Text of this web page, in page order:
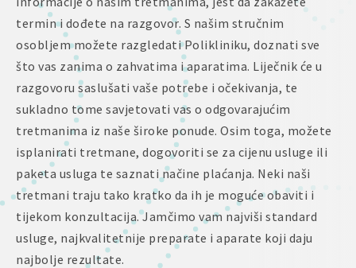
termin i dođete na razgovor. S našim stručnim
osobljem možete razgledati Polikliniku, doznati sve
što vas zanima o zahvatima i aparatima. Liječnik će u
razgovoru saslušati vaše potrebe i očekivanja, te
sukladno tome savjetovati vas o odgovarajućim
tretmanima iz naše široke ponude. Osim toga, možete
isplanirati tretmane, dogovoriti se za cijenu usluge ili
paketa usluga te saznati načine plaćanja. Neki naši
tretmani traju tako kratko da ih je moguće obaviti i
tijekom konzultacija. Jamčimo vam najviši standard
usluge, najkvalitetnije preparate i aparate koji daju
najbolje rezultate.